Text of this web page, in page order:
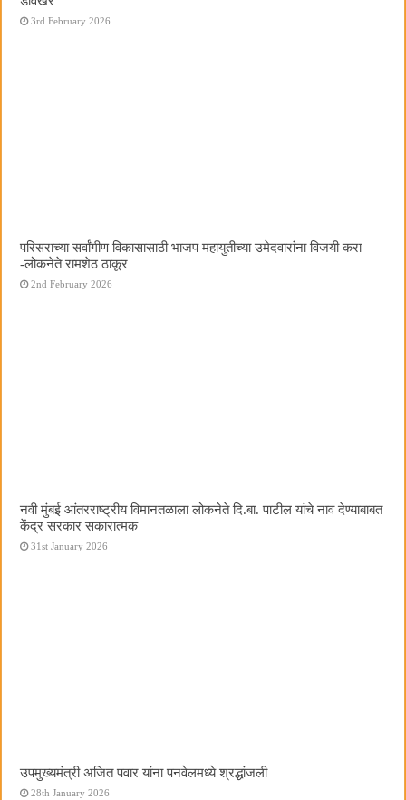
3rd February 2026
परिसराच्या सर्वांगीण विकासासाठी भाजप महायुतीच्या उमेदवारांना विजयी करा
-लोकनेते रामशेठ ठाकूर
2nd February 2026
नवी मुंबई आंतरराष्ट्रीय विमानतळाला लोकनेते दि.बा. पाटील यांचे नाव देण्याबाबत
केंद्र सरकार सकारात्मक
31st January 2026
उपमुख्यमंत्री अजित पवार यांना पनवेलमध्ये श्रद्धांजली
28th January 2026